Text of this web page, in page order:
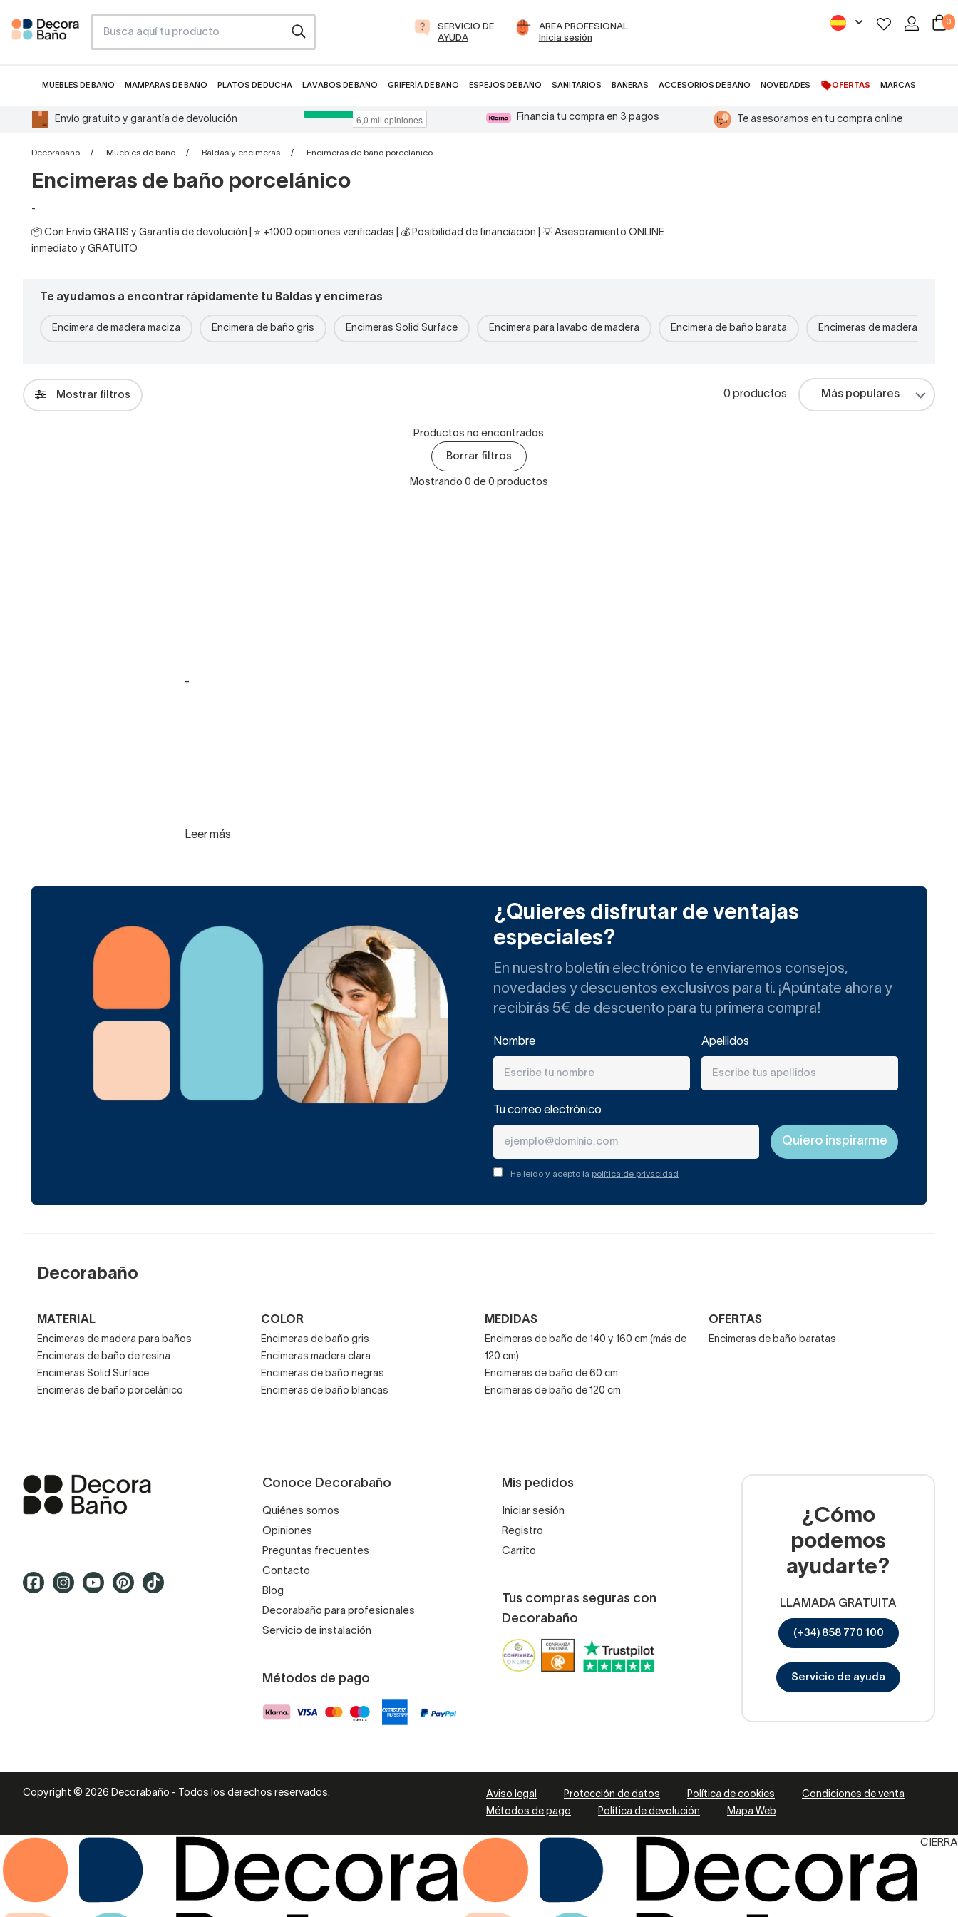
SERVICIO DE
AYUDA
AREA PROFESIONAL
Inicia sesión
0
MUEBLES DE BAÑO MAMPARAS DE BAÑO PLATOS DE DUCHA LAVABOS DE BAÑO GRIFERÍA DE BAÑO ESPEJOS DE BAÑO SANITARIOS BAÑERAS ACCESORIOS DE BAÑO NOVEDADES OFERTAS MARCAS
Envío gratuito y garantía de devolución Financia tu compra en 3 pagos Te asesoramos en tu compra online
Decorabaño Muebles de baño Baldas y encimeras Encimeras de baño porcelánico
Encimeras de baño porcelánico
-
📦 Con Envío GRATIS y Garantía de devolución | ⭐ +1000 opiniones verificadas | 💰 Posibilidad de financiación | 💡 Asesoramiento ONLINE
inmediato y GRATUITO
Te ayudamos a encontrar rápidamente tu Baldas y encimeras
Encimera de madera maciza Encimera de baño gris Encimeras Solid Surface Encimera para lavabo de madera Encimera de baño barata Encimeras de madera para
Mostrar filtros 0 productos
Productos no encontrados
Borrar filtros
Mostrando 0 de 0 productos
-
Leer más
¿Quieres disfrutar de ventajas
especiales?
En nuestro boletín electrónico te enviaremos consejos,
novedades y descuentos exclusivos para ti. ¡Apúntate ahora y
recibirás 5€ de descuento para tu primera compra!
Nombre Apellidos
Tu correo electrónico
He leído y acepto la política de privacidad
Decorabaño
MATERIAL
Encimeras de madera para baños
Encimeras de baño de resina
Encimeras Solid Surface
Encimeras de baño porcelánico
COLOR
Encimeras de baño gris
Encimeras madera clara
Encimeras de baño negras
Encimeras de baño blancas
MEDIDAS
Encimeras de baño de 140 y 160 cm (más de
120 cm)
Encimeras de baño de 60 cm
Encimeras de baño de 120 cm
OFERTAS
Encimeras de baño baratas
Conoce Decorabaño
Quiénes somos
Opiniones
Preguntas frecuentes
Contacto
Blog
Decorabaño para profesionales
Servicio de instalación
Métodos de pago
Mis pedidos
Iniciar sesión
Registro
Carrito
Tus compras seguras con
Decorabaño
¿Cómo
podemos
ayudarte?
LLAMADA GRATUITA
(+34) 858 770 100
Servicio de ayuda
Copyright © 2026 Decorabaño - Todos los derechos reservados. Aviso legal Protección de datos Política de cookies
Condiciones de venta
Métodos de pago
Política de devolución Mapa Web
CIERRA